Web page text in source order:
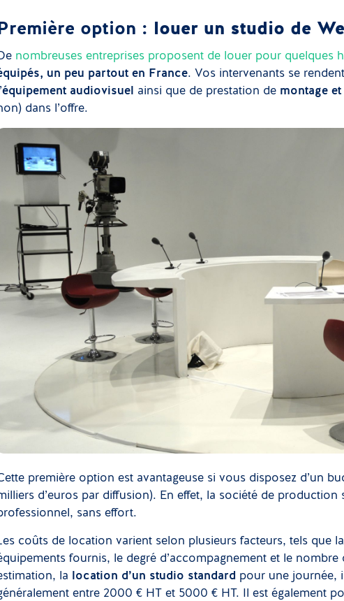
option : louer un studio de
nombreuses entreprises proposent de louer pour quelques
un peu partout en France. Vos intervenants se
équipement audiovisuel ainsi que de prestation de montage
dans l’offre.
première option est avantageuse si vous disposez d’un
d’euros par diffusion). En effet, la société de production
sans effort.
coûts de location varient selon plusieurs facteurs, tels que la
fournis, le degré d’accompagnement et le
la
location d’un studio standard pour une journée,
entre 2000 € HT et 5000 € HT. Il est également